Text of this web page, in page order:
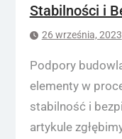
Stabilności i
26 września, 2023
Podpory
elementy w
stabilność i
artykule